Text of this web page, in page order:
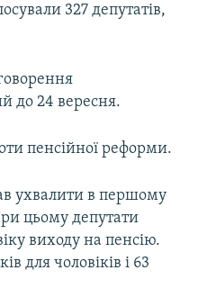
327 депутатів,
до 24 вересня.
пенсійної реформи.
ухвалити в першому
цьому депутати
виходу на пенсію.
для чоловіків і 63